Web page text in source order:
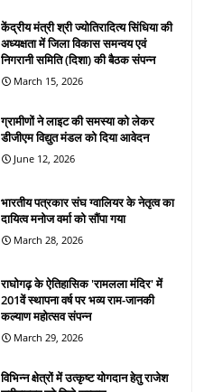
केंद्रीय मंत्री श्री ज्योतिरादित्य सिंधिया की
अध्यक्षता में जिला विकास समन्वय एवं
निगरानी समिति (दिशा) की बैठक संपन्न
March 15, 2026
ग्रामीणों ने लाइट की समस्या को लेकर
डीजीएम विद्युत मंडल को दिया आवेदन
June 12, 2026
भारतीय पत्रकार संघ ग्वालियर के नेतृत्व का
दायित्व मनोज वर्मा को सौंपा गया
March 28, 2026
राघोगढ़ के ऐतिहासिक 'रामलला मंदिर' में
201वें स्थापना वर्ष पर भव्य राम-जानकी
कल्याण महोत्सव संपन्न
March 29, 2026
विभिन्न क्षेत्रों में उत्कृष्ट योगदान हेतु राजेश